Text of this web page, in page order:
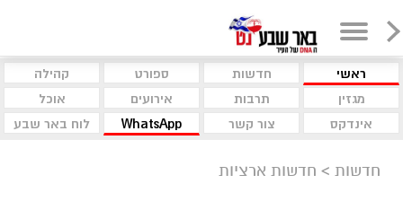
ראשי חדשות ספורט
קהילה
מגזין
תרבות אירועים
אוכל
אינדקס
צור קשר WhatsApp לוח באר שבע
חדשות > חדשות ארציות